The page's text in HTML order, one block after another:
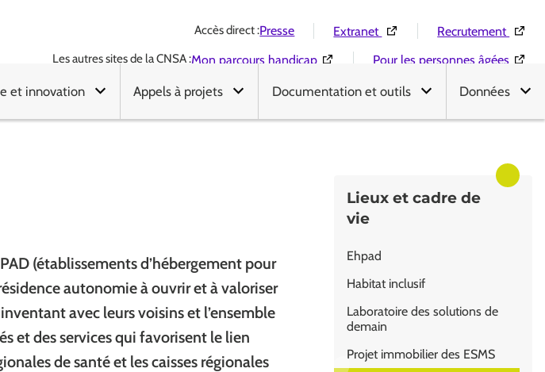
Accès direct :Presse Extranet (Ouverture dans une nouvelle
Recrutement
Les autres sites de la CNSA :Mon parcours handicap(Ouverture dans une nouvelle fenêtre)
Pour les personnes âgées
et innovation Appels à projets Documentation et outils Données
Lieux et cadre de
vie
Ehpad
Habitat inclusif
Laboratoire des solutions de
demain
Projet immobilier des ESMS
(établissements d’hébergement pour
autonomie à ouvrir et à valoriser
avec leurs voisins et l’ensemble
et des services qui favorisent le lien
de santé et les caisses régionales